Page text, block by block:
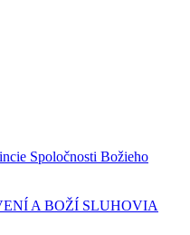
Spoločnosti Božieho
A BOŽÍ SLUHOVIA